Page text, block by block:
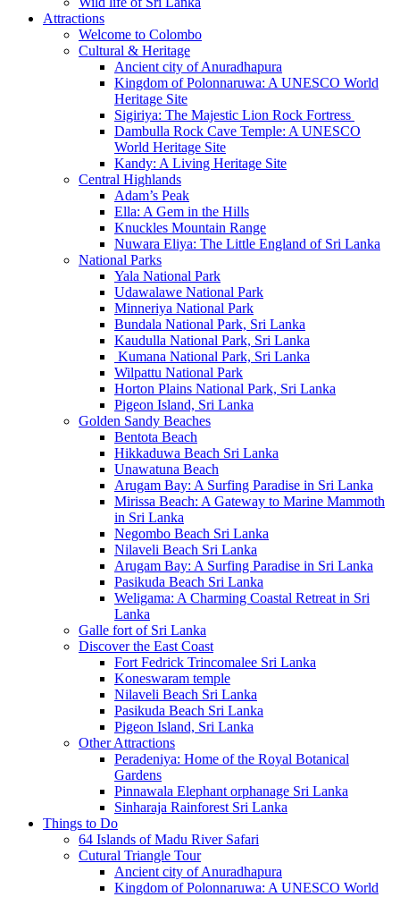
Attractions
Welcome to Colombo
Cultural & Heritage
Ancient city of Anuradhapura
Kingdom of Polonnaruwa: A UNESCO World
Heritage Site
Sigiriya: The Majestic Lion Rock Fortress
Dambulla Rock Cave Temple: A UNESCO
World Heritage Site
Kandy: A Living Heritage Site
Central Highlands
Adam’s Peak
Ella: A Gem in the Hills
Knuckles Mountain Range
Nuwara Eliya: The Little England of Sri Lanka
National Parks
Yala National Park
Udawalawe National Park
Minneriya National Park
Bundala National Park, Sri Lanka
Kaudulla National Park, Sri Lanka
Kumana National Park, Sri Lanka
Wilpattu National Park
Horton Plains National Park, Sri Lanka
Pigeon Island, Sri Lanka
Golden Sandy Beaches
Bentota Beach
Hikkaduwa Beach Sri Lanka
Unawatuna Beach
Arugam Bay: A Surfing Paradise in Sri Lanka
Mirissa Beach: A Gateway to Marine Mammoth
in Sri Lanka
Negombo Beach Sri Lanka
Nilaveli Beach Sri Lanka
Arugam Bay: A Surfing Paradise in Sri Lanka
Pasikuda Beach Sri Lanka
Weligama: A Charming Coastal Retreat in Sri
Lanka
Galle fort of Sri Lanka
Discover the East Coast
Fort Fedrick Trincomalee Sri Lanka
Koneswaram temple
Nilaveli Beach Sri Lanka
Pasikuda Beach Sri Lanka
Pigeon Island, Sri Lanka
Other Attractions
Peradeniya: Home of the Royal Botanical
Gardens
Pinnawala Elephant orphanage Sri Lanka
Sinharaja Rainforest Sri Lanka
Things to Do
64 Islands of Madu River Safari
Cutural Triangle Tour
Ancient city of Anuradhapura
Kingdom of Polonnaruwa: A UNESCO World